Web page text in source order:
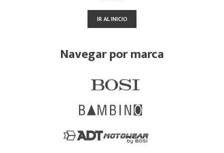
IR AL INICIO
Navegar por marca